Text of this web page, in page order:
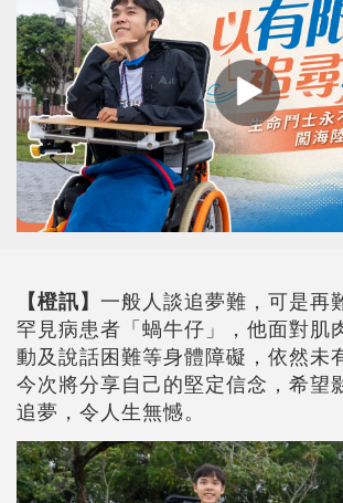
【橙訊】 一般人談追夢難，可是再
罕見病患者「蝸牛仔」，他面對肌
動及說話困難等身體障礙，依然未
今次將分享自己的堅定信念，希望
追夢，令人生無憾。